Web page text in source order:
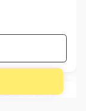
す/g04_0064